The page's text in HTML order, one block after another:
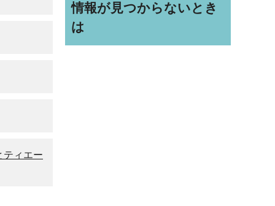
ティエー
情報が見つからないとき
は